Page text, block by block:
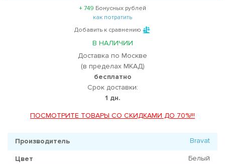
+ 749 Бонусных рублей
как потратить
Добавить к сравнению
В НАЛИЧИИ
Доставка по Москве
(в пределах МКАД)
бесплатно
Срок доставки:
1 дн.
ПОСМОТРИТЕ ТОВАРЫ СО СКИДКАМИ ДО 70%!!!
Производитель Bravat
Цвет Белый